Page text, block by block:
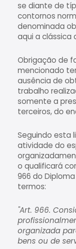
se diante de
contornos
denominada
aqui a clássica
Obrigação de
mencionado
ausência de
trabalho
somente a
terceiros, do
Seguindo esta
atividade do
o qualificará
966 do
termos:
"Art. 966.
organizada
bens ou de